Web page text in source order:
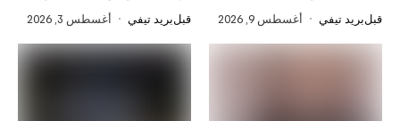
أغسطس 9, 2026 قبلبريد تيفي أغسطس 3, 2026